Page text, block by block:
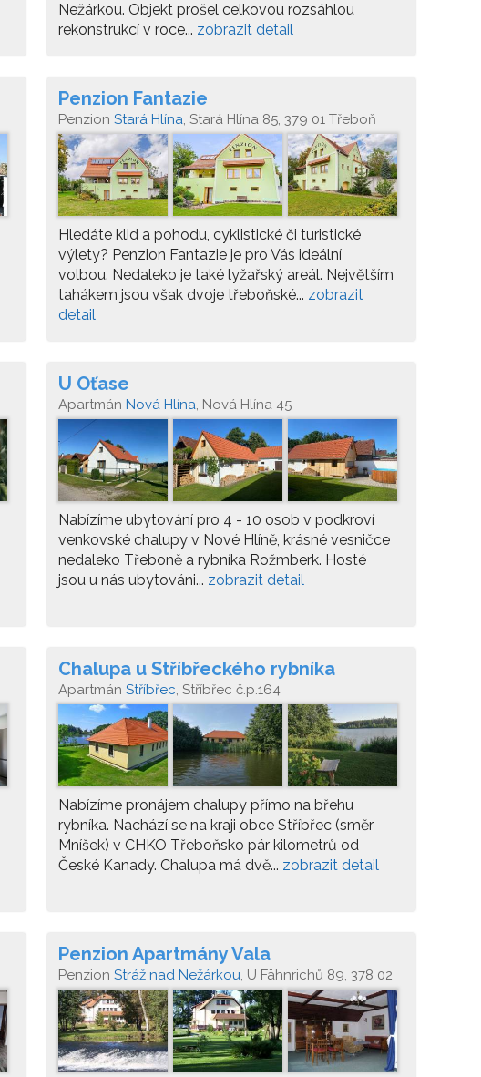
Nežárkou. Objekt prošel celkovou rozsáhlou
rekonstrukcí v roce... zobrazit detail
Penzion Fantazie
Penzion Stará Hlína, Stará Hlína 85, 379 01 Třeboň
Hledáte klid a pohodu, cyklistické či turistické
výlety? Penzion Fantazie je pro Vás ideální
volbou. Nedaleko je také lyžařský areál. Největším
tahákem jsou však dvoje třeboňské... zobrazit
detail
U Oťase
Apartmán Nová Hlína, Nová Hlína 45
Nabízíme ubytování pro 4 - 10 osob v podkroví
venkovské chalupy v Nové Hlíně, krásné vesničce
nedaleko Třeboně a rybníka Rožmberk. Hosté
jsou u nás ubytováni... zobrazit detail
Chalupa u Stříbřeckého rybníka
Apartmán Stříbřec, Stříbřec č.p.164
Nabízíme pronájem chalupy přímo na břehu
rybníka. Nachází se na kraji obce Stříbřec (směr
Mníšek) v CHKO Třeboňsko pár kilometrů od
České Kanady. Chalupa má dvě... zobrazit detail
Penzion Apartmány Vala
Penzion Stráž nad Nežárkou, U Fähnrichů 89, 378 02
Stráž nad Nežárkou